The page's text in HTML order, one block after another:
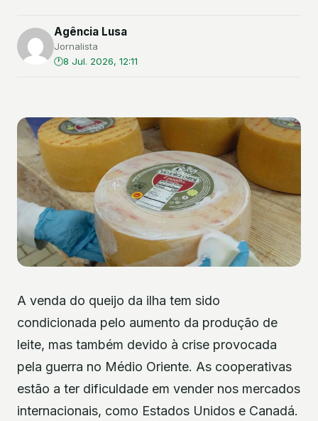
Agência Lusa
Jornalista
8 Jul. 2026, 12:11
A venda do queijo da ilha tem sido
condicionada pelo aumento da produção de
leite, mas também devido à crise provocada
pela guerra no Médio Oriente. As cooperativas
estão a ter dificuldade em vender nos mercados
internacionais, como Estados Unidos e Canadá.